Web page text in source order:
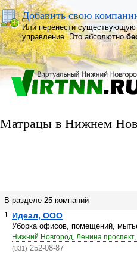
Добавить свою
Или перенести существующую
управление. Это абсолютно
Матрацы в Нижнем
В разделе 25 компаний
1. Идеал, ООО
Уборка офисов, помещений,
Нижний Новгород, Ленина
(831) 252-08-87